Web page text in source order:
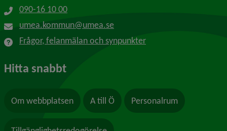
090-16 10 00
umea.kommun@umea.se
Frågor, felanmälan och synpunkter
Hitta snabbt
Om webbplatsen A till Ö Personalrum